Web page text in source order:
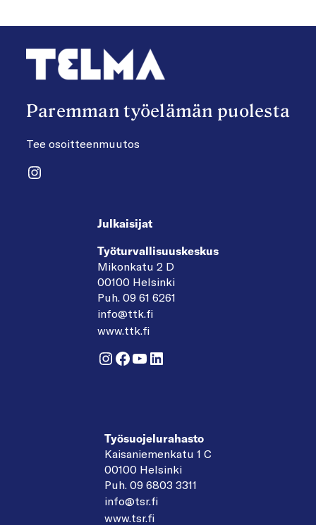
Paremman työelämän puolesta
Tee osoitteenmuutos
Instagram
Julkaisijat
Työturvallisuuskeskus
Mikonkatu 2 D
00100 Helsinki
Puh. 09 61 6261
info@ttk.fi
www.ttk.fi
Instagram
Facebook
YouTube
LinkedIn
Työsuojelurahasto
Kaisaniemenkatu 1 C
00100 Helsinki
Puh. 09 6803 3311
info@tsr.fi
www.tsr.fi